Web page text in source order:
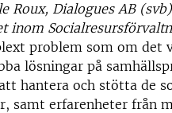
Roux, Dialogues AB
inom
problem som om det
lösningar på
hantera och stötta de
samt erfarenheter från